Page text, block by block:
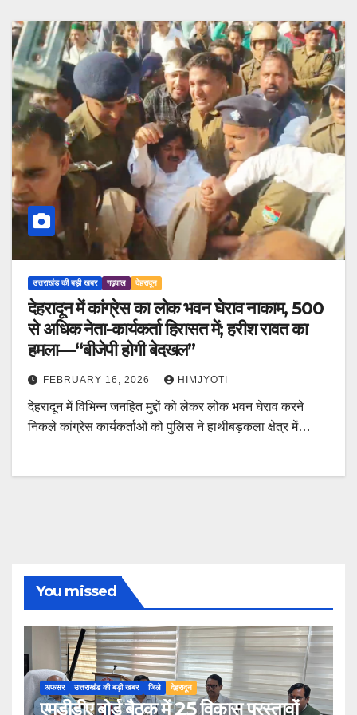
उत्तराखंड की बड़ी खबर गढ़वाल देहरादून
देहरादून में कांग्रेस का लोक भवन घेराव नाकाम, 500
से अधिक नेता-कार्यकर्ता हिरासत में; हरीश रावत का
हमला—“बीजेपी होगी बेदखल”
FEBRUARY 16, 2026 HIMJYOTI
देहरादून में विभिन्न जनहित मुद्दों को लेकर लोक भवन घेराव करने
निकले कांग्रेस कार्यकर्ताओं को पुलिस ने हाथीबड़कला क्षेत्र में…
You missed
अफसर उत्तराखंड की बड़ी खबर जिले देहरादून
एमडीडीए बोर्ड बैठक में 25 विकास प्रस्तावों